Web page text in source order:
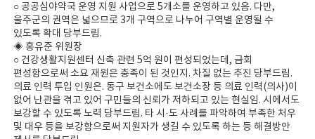
○ 공공심야약국 운영 지원 사업으로 5개소를 운영하고 있음. 다만,
울주군의 권역은 넓으므로 3개 구역으로 나누어 구역별 운영될 수
있도록 확대 당부드림.
◈ 홍유준 위원장
○ 건강생활지원센터 신축 관련 5억 원이 편성되었는데, 금회
편성함으로써 소요 재원은 충족이 된 것인지. 차질 없는 추진 당부드림.
의료 인력 투입 인원은. 동구 보건소에도 보건소장 등 의료 인력(의사)이
없어 난관을 겪고 있어 구민들의 신뢰가 저하되고 있는 현실임. 시에서도
보강할 수 있도록 노력 당부드림. 타 시·도 사례를 파악하여 부족한 처우
및 대우 등을 보강함으로써 지원자가 생길 수 있도록 하는 등 해결방안